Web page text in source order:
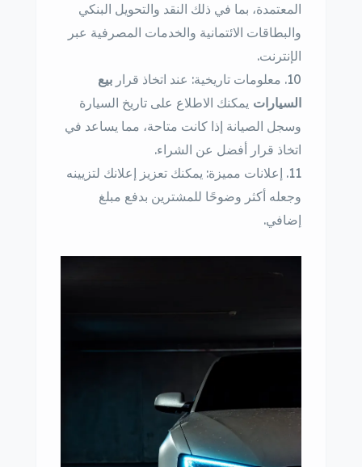
المعتمدة، بما في ذلك النقد والتحويل البنكي
والبطاقات الائتمانية والخدمات المصرفية عبر
الإنترنت.
معلومات تاريخية: عند اتخاذ قرار بيع
السيارات يمكنك الاطلاع على تاريخ السيارة
وسجل الصيانة إذا كانت متاحة، مما يساعد في
اتخاذ قرار أفضل عن الشراء.
إعلانات مميزة: يمكنك تعزيز إعلانك لتزيينه
وجعله أكثر وضوحًا للمشترين بدفع مبلغ
إضافي.